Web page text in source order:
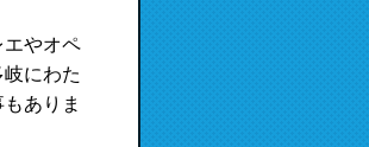
エやオペ
にわた
ありま